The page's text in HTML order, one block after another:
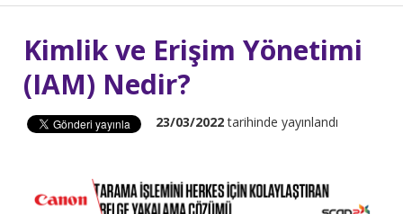
Kimlik ve Erişim Yönetimi
(IAM) Nedir?
23/03/2022tarihinde yayınlandı